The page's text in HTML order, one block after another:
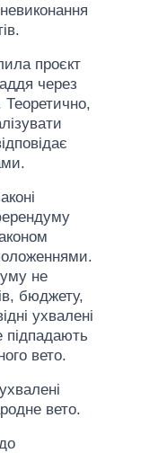
проєкт
через
не
бюджету,
ухвалені
підпадають
вето.
вето.